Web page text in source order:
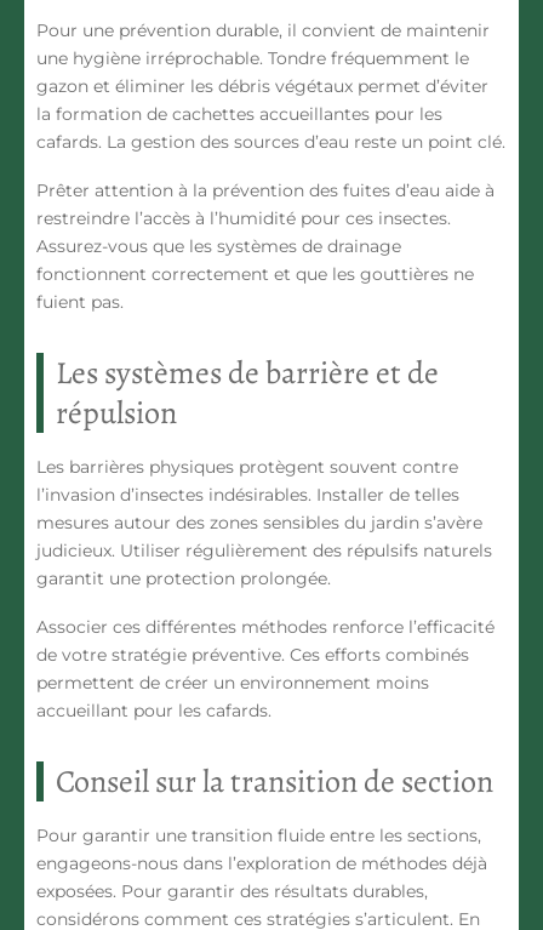
Pour une prévention durable, il convient de maintenir
une hygiène irréprochable. Tondre fréquemment le
gazon et éliminer les débris végétaux permet d’éviter
la formation de cachettes accueillantes pour les
cafards. La gestion des sources d’eau reste un point clé.
Prêter attention à la prévention des fuites d’eau aide à
restreindre l’accès à l’humidité pour ces insectes.
Assurez-vous que les systèmes de drainage
fonctionnent correctement et que les gouttières ne
fuient pas.
Les systèmes de barrière et de
répulsion
Les barrières physiques protègent souvent contre
l’invasion d’insectes indésirables. Installer de telles
mesures autour des zones sensibles du jardin s’avère
judicieux. Utiliser régulièrement des répulsifs naturels
garantit une protection prolongée.
Associer ces différentes méthodes renforce l’efficacité
de votre stratégie préventive. Ces efforts combinés
permettent de créer un environnement moins
accueillant pour les cafards.
Conseil sur la transition de section
Pour garantir une transition fluide entre les sections,
engageons-nous dans l’exploration de méthodes déjà
exposées. Pour garantir des résultats durables,
considérons comment ces stratégies s’articulent. En